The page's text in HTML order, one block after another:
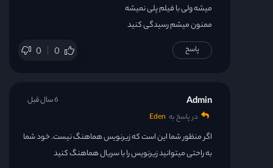
میشه ولی با فیلم پلی نمیشه
ممنون میشم رسیدگی کنید
0 0 پاسخ
Admin
در پاسخ به Eden
اگر منظور شما این است که زیرنویس هماهنگ نیست. خود شما
به راحتی میتوانید زیرنویس را با سریال هماهنگ کنید
6 سال قبل